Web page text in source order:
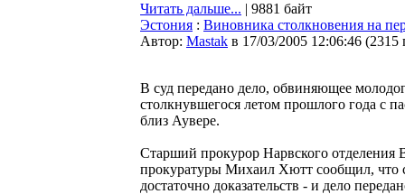
Читать дальше... | 9881 байт
Эстония : Виновника столкновения на
Автор: Мastak в 17/03/2005 12:06:46 (2315
В суд передано дело, обвиняющее
столкнувшегося летом прошлого года с
близ Аувере.
Старший прокурор Нарвского отделения
прокуратуры Михаил Хютт сообщил, что
достаточно доказательств - и дело